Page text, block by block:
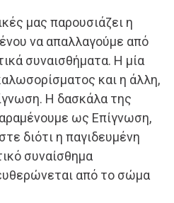
μας παρουσιάζει η
να απαλλαγούμε από
συναισθήματα. Η μία
και η άλλη,
Η δασκάλα της
ως Επίγνωση,
διότι η παγιδευμένη
συναίσθημα
από το σώμα